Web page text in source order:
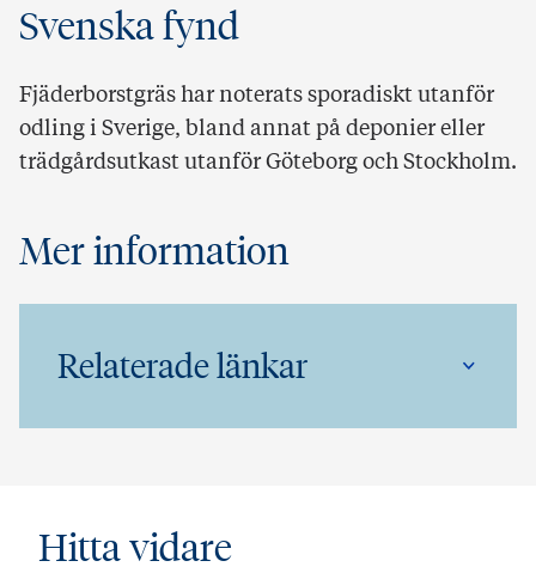
Svenska fynd
Fjäderborstgräs har noterats sporadiskt utanför
odling i Sverige, bland annat på deponier eller
trädgårdsutkast utanför Göteborg och Stockholm.
Mer information
Relaterade länkar
Hitta vidare